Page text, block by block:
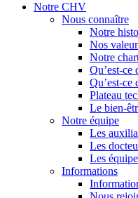
Notre CHV
Nous connaître
Notre
Nos
Notre
Qu’est-ce
Qu’est-ce
Plateau
Le bien-
Notre équipe
Les
Les
Les
Informations